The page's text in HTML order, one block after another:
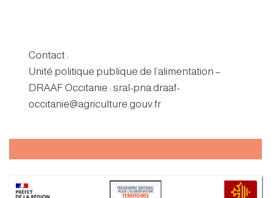
Contact :
Unité politique publique de l’alimentation –
DRAAF Occitanie : sral-pna.draaf-
occitanie@agriculture.gouv.fr